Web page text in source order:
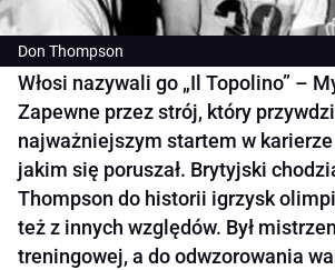
Don Thompson
Włosi nazywali go „Il Topolino” –
Zapewne przez strój, który
najważniejszym startem w
jakim się poruszał. Brytyjski
Thompson do historii igrzysk
też z innych względów. Był
treningowej, a do odwzorowania